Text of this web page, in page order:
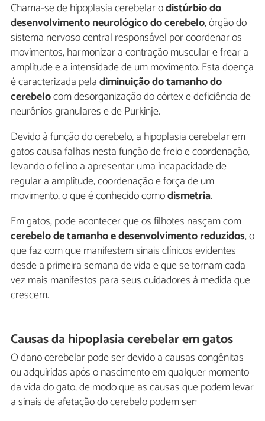
Chama-se de hipoplasia cerebelar odistúrbio do
desenvolvimento neurológico do cerebelo, órgão do
sistema nervoso central responsável por coordenar os
movimentos, harmonizar a contração muscular e frear a
amplitude e a intensidade de um movimento. Esta doença
é caracterizada peladiminuição do tamanho do
cerebelocom desorganização do córtex e deficiência de
neurônios granulares e de Purkinje.
Devido à função do cerebelo, a hipoplasia cerebelar em
gatos causa falhas nesta função de freio e coordenação,
levando o felino a apresentar uma incapacidade de
regular a amplitude, coordenação e força de um
movimento, o que é conhecido comodismetria.
Em gatos, pode acontecer que os filhotes nasçam com
cerebelo de tamanho e desenvolvimento reduzidos, o
que faz com que manifestem sinais clínicos evidentes
desde a primeira semana de vida e que se tornam cada
vez mais manifestos para seus cuidadores à medida que
crescem.
Causas da hipoplasia cerebelar em gatos
O dano cerebelar pode ser devido a causas congênitas
ou adquiridas após o nascimento em qualquer momento
da vida do gato, de modo que as causas que podem levar
a sinais de afetação do cerebelo podem ser: